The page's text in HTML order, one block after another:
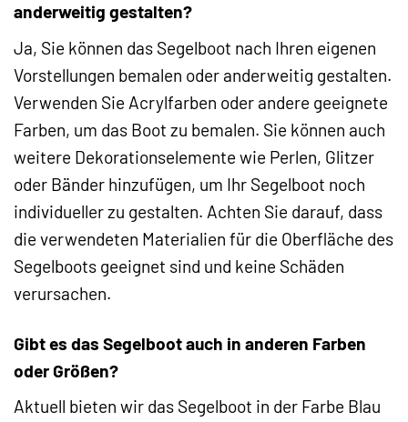
anderweitig gestalten?
Ja, Sie können das Segelboot nach Ihren eigenen
Vorstellungen bemalen oder anderweitig gestalten.
Verwenden Sie Acrylfarben oder andere geeignete
Farben, um das Boot zu bemalen. Sie können auch
weitere Dekorationselemente wie Perlen, Glitzer
oder Bänder hinzufügen, um Ihr Segelboot noch
individueller zu gestalten. Achten Sie darauf, dass
die verwendeten Materialien für die Oberfläche des
Segelboots geeignet sind und keine Schäden
verursachen.
Gibt es das Segelboot auch in anderen Farben
oder Größen?
Aktuell bieten wir das Segelboot in der Farbe Blau